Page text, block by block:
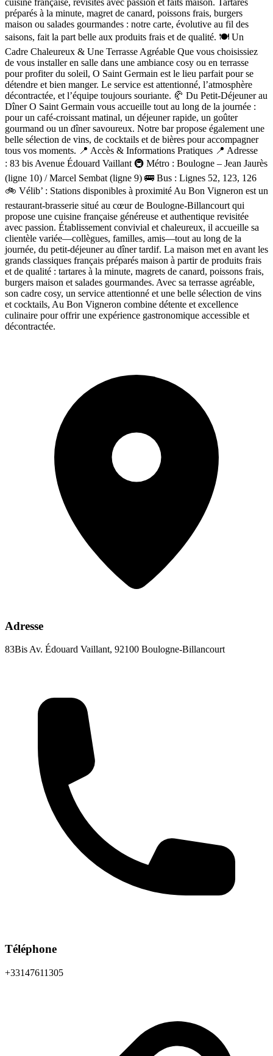
préparés à la minute, magret de canard, poissons frais, burgers
maison ou salades gourmandes : notre carte, évolutive au fil des
saisons, fait la part belle aux produits frais et de qualité. 🍽️ Un
Cadre Chaleureux & Une Terrasse Agréable Que vous choisissiez
de vous installer en salle dans une ambiance cosy ou en terrasse
pour profiter du soleil, O Saint Germain est le lieu parfait pour se
détendre et bien manger. Le service est attentionné, l’atmosphère
décontractée, et l’équipe toujours souriante. 🥐 Du Petit-Déjeuner au
Dîner O Saint Germain vous accueille tout au long de la journée :
pour un café-croissant matinal, un déjeuner rapide, un goûter
gourmand ou un dîner savoureux. Notre bar propose également une
belle sélection de vins, de cocktails et de bières pour accompagner
tous vos moments. 📍 Accès & Informations Pratiques 📍 Adresse
: 83 bis Avenue Édouard Vaillant 🚇 Métro : Boulogne – Jean Jaurès
(ligne 10) / Marcel Sembat (ligne 9) 🚌 Bus : Lignes 52, 123, 126
🚲 Vélib’ : Stations disponibles à proximité Au Bon Vigneron est un
restaurant-brasserie situé au cœur de Boulogne-Billancourt qui
propose une cuisine française généreuse et authentique revisitée
avec passion. Établissement convivial et chaleureux, il accueille sa
clientèle variée—collègues, familles, amis—tout au long de la
journée, du petit-déjeuner au dîner tardif. La maison met en avant les
grands classiques français préparés maison à partir de produits frais
et de qualité : tartares à la minute, magrets de canard, poissons frais,
burgers maison et salades gourmandes. Avec sa terrasse agréable,
son cadre cosy, un service attentionné et une belle sélection de vins
et cocktails, Au Bon Vigneron combine détente et excellence
culinaire pour offrir une expérience gastronomique accessible et
décontractée.
Adresse
83Bis Av. Édouard Vaillant, 92100 Boulogne-Billancourt
Téléphone
+33147611305